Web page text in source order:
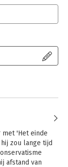
met 'Het einde
zou lange tijd
afstand van